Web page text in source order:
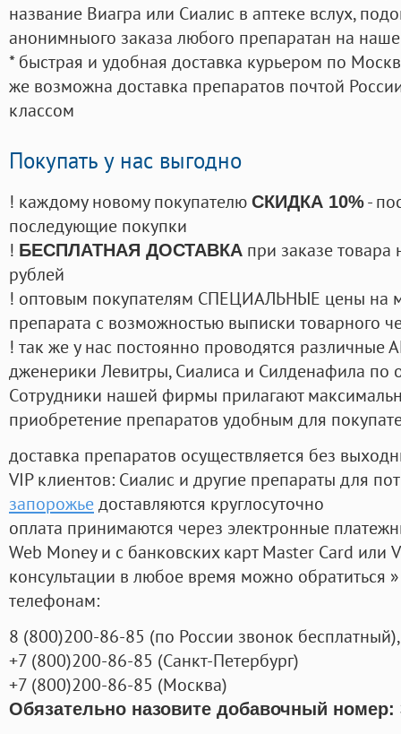
название Виагра или Сиалис в аптеке вслух,
анонимныого заказа любого препаратан на
* быстрая и удобная доставка курьером по
же возможна доставка препаратов почтой
классом
Покупать у нас выгодно
! каждому новому покупателю СКИДКА 10%-
последующие покупки
! БЕСПЛАТНАЯ ДОСТАВКА при заказе
рублей
! оптовым покупателям СПЕЦИАЛЬНЫЕ цены на
препарата с возможностью выписки товарного
! так же у нас постоянно проводятся
дженерики Левитры, Сиалиса и Силденафила по
Cотрудники нашей фирмы прилагают
приобретение препаратов удобным для
доставка препаратов осуществляется без
VIP клиентов: Сиалис и другие препараты для
запорожьедоставляются круглосуточно
оплата принимаются через электронные
Web Money и с банковских карт Master Card или
консультации в любое время можно обратиться
телефонам:
8 (800)200-86-85 (по России звонок бесплатный),
+7 (800)200-86-85 (Санкт-Петербург)
+7 (800)200-86-85 (Москва)
Обязательно назовите добавочный номер: